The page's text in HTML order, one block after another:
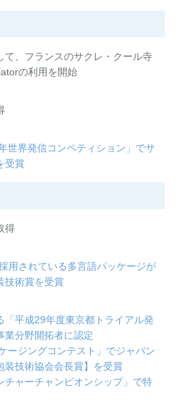
て、フランスのサクレ・クール寺
の利用を開始
世界発信コンペティション」でサ
受賞
得​​
用されている多言語パッケージが
技術賞を受賞
「平成29年度東京都トライアル発
業分野開拓者に認定
ージングコンテスト」でジャパン
装技術協会会長賞】を受賞
チャーチャンピオンシップ」で特